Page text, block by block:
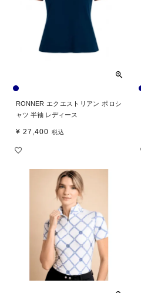
RONNER エクエストリアン ポロシ
ャツ 半袖 レディース
¥ 27,400 税込